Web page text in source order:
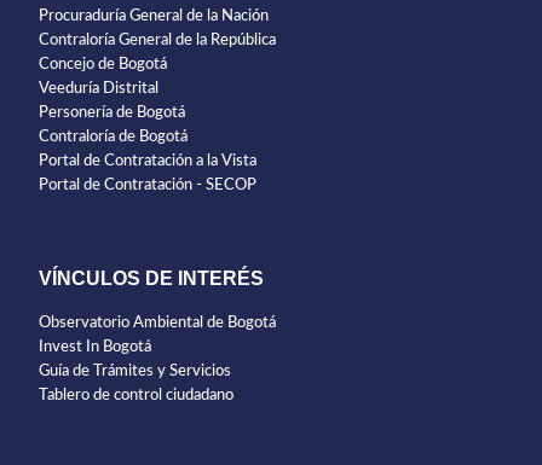
Procuraduría General de la Nación
Contraloría General de la República
Concejo de Bogotá
Veeduría Distrital
Personería de Bogotá
Contraloría de Bogotá
Portal de Contratación a la Vista
Portal de Contratación - SECOP
VÍNCULOS DE INTERÉS
Observatorio Ambiental de Bogotá
Invest In Bogotá
Guía de Trámites y Servicios
Tablero de control ciudadano